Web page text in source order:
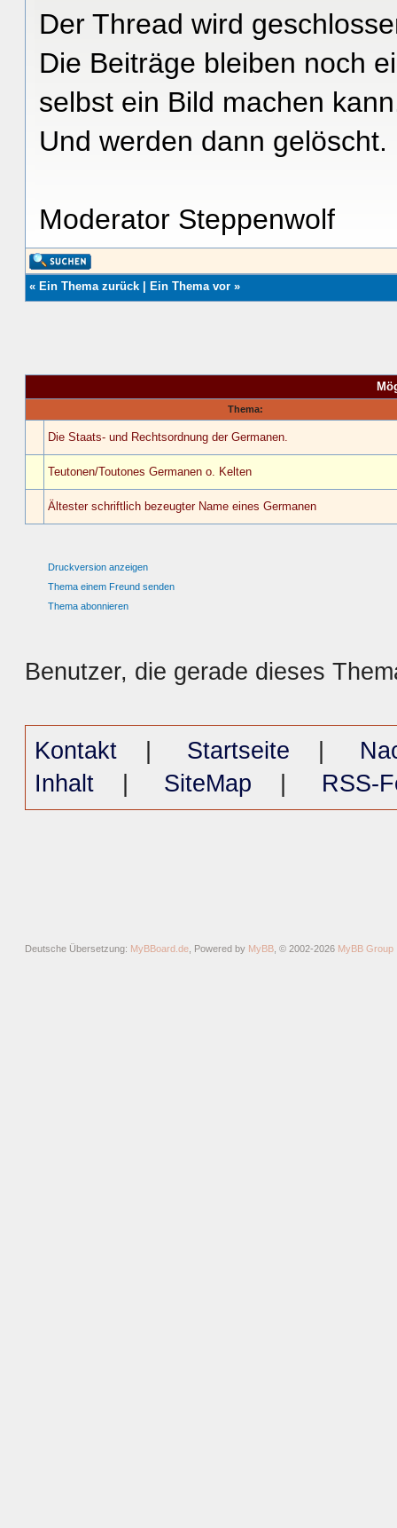
Der Thread wird
Die Beiträge bleiben noch
selbst ein Bild machen
Und werden dann gelöscht.
Moderator Steppenwolf
« Ein Thema zurück Ein Thema vor »
Thema:
Die Staats- und Rechtsordnung der Germanen.
Teutonen/Toutones Germanen o. Kelten
Ältester schriftlich bezeugter Name eines Germanen
Druckversion anzeigen
Thema einem Freund senden
Thema abonnieren
Benutzer, die gerade dieses
Kontakt Startseite
Inhalt
SiteMap RSS-
Deutsche Übersetzung: MyBBoard.de , Powered by MyBB , © 2002-2026 MyBB Group